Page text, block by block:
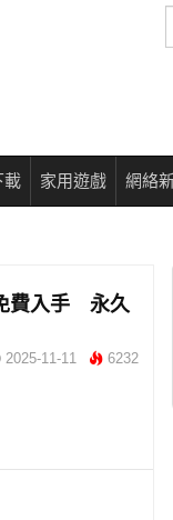
載 家用遊戲 網絡
費入手 永久
2025-11-11 6232